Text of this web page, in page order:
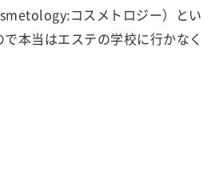
コスメトロジー）とい
本当はエステの学校に行かなく